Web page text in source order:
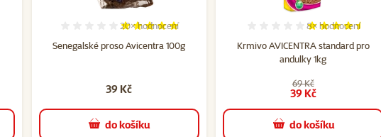
Senegalské proso Avicentra 100g
Hodnocení 98%, počet hodnocení: 20
20×hodnocení
39 Kč
do košíku
Krmivo AVICENTRA standard pro
andulky 1kg
Hodnocení 90%,
8× hodnocení
69 Kč
39 Kč
do košíku